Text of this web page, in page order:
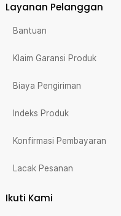
Layanan Pelanggan
Bantuan
Klaim Garansi Produk
Biaya Pengiriman
Indeks Produk
Konfirmasi Pembayaran
Lacak Pesanan
Ikuti Kami